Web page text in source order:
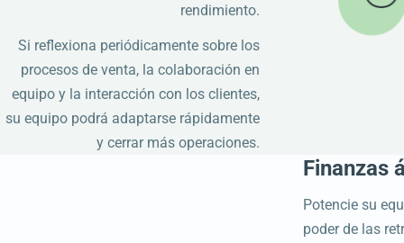
rendimiento.
Si reflexiona periódicamente sobre los
procesos de venta, la colaboración en
equipo y la interacción con los clientes,
su equipo podrá adaptarse rápidamente
y cerrar más operaciones.
Finanzas
Potencie su
poder de las